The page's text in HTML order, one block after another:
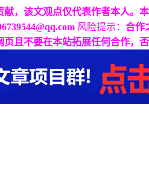
，该文观点仅代表作者本人。
风险提示： 合作
且不要在本站拓展任何合作，